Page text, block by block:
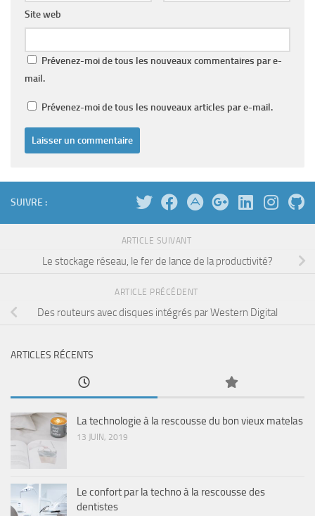
Site web
Prévenez-moi de tous les nouveaux commentaires par e-
mail.
Prévenez-moi de tous les nouveaux articles par e-mail.
SUIVRE :
ARTICLE SUIVANT
Le stockage réseau, le fer de lance de la productivité?
ARTICLE PRÉCÉDENT
Des routeurs avec disques intégrés par Western Digital
ARTICLES RÉCENTS
La technologie à la rescousse du bon vieux matelas
13 JUIN, 2019
Le confort par la techno à la rescousse des
dentistes